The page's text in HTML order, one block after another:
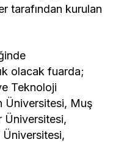
tarafından kurulan
olacak fuarda;
Teknoloji
Üniversitesi, Muş
Üniversitesi,